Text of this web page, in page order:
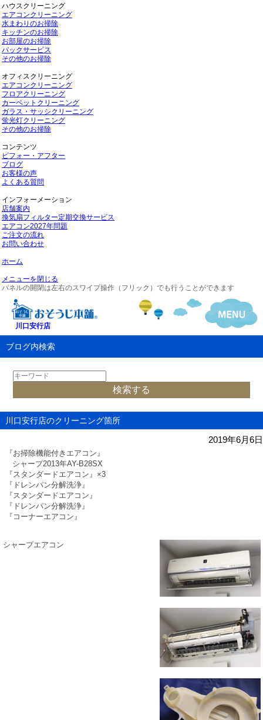
ハウスクリーニング
エアコンクリーニング
水まわりのお掃除
キッチンのお掃除
お部屋のお掃除
パックサービス
その他のお掃除
オフィスクリーニング
エアコンクリーニング
フロアクリーニング
カーペットクリーニング
ガラス・サッシクリーニング
蛍光灯クリーニング
その他のお掃除
コンテンツ
ビフォー・アフター
ブログ
お客様の声
よくある質問
インフォーメーション
店舗案内
換気扇フィルター定期交換サービス
エアコン2027年問題
ご注文の流れ
お問い合わせ
ホーム
メニューを閉じる
パネルの開閉は左右のスワイプ操作（フリック）でも行うことができます
川口安行店
ブログ内検索
川口安行店のクリーニング箇所
2019年6月6日
『お掃除機能付きエアコン』
シャープ2013年AY-B28SX
『スタンダードエアコン』 ×3
『ドレンパン分解洗浄』
『スタンダードエアコン』
『ドレンパン分解洗浄』
『 コーナーエアコン 』
シャープエアコン